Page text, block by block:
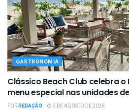
GASTRONOMIA
Clássico Beach Club celebra o
menu especial nas unidades
PORREDAÇÃO 3 DE AGOSTO DE 2026